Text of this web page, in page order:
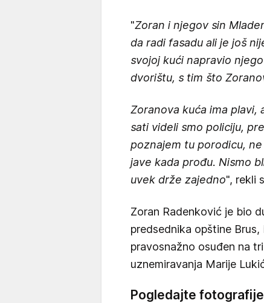
"Zoran i njegov sin
da radi fasadu ali je još
svojoj kući napravio
dvorištu, s tim što
Zoranova kuća ima
sati videli smo policiju,
poznajem tu porodicu,
jave kada prođu. Nismo
uvek drže zajedno", rekli
Zoran Radenković je bio
predsednika opštine
pravosnažno osuđen na
uznemiravanja Marije
Pogledajte